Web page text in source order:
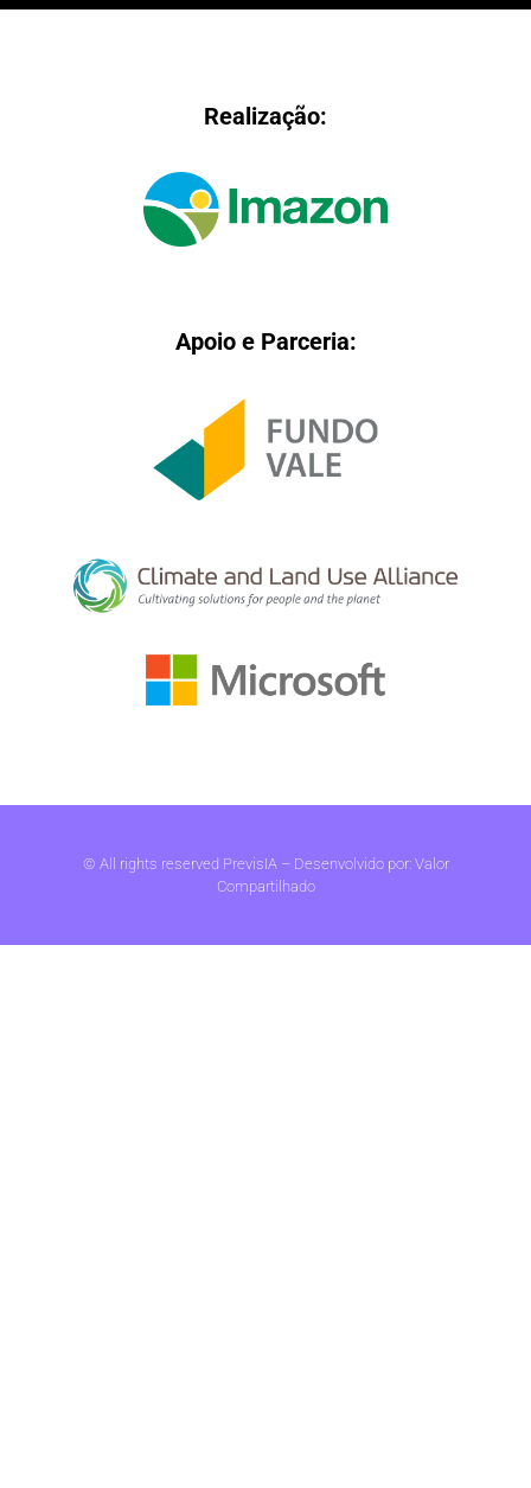
Realização:
Apoio e Parceria:
© All rights reserved PrevisIA – Desenvolvido por: Valor
Compartilhado